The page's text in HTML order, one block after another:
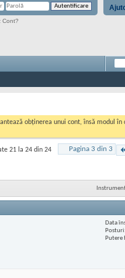
Cont?
obținerea unui cont, însă modul în
Pagina 3 din 3
21 la 24 din 24
Data
Posturi
Putere